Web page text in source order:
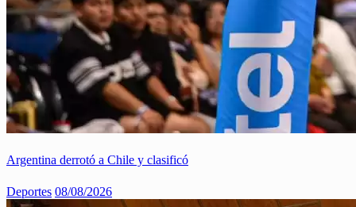
Argentina derrotó a Chile y clasificó
Deportes 08/08/2026